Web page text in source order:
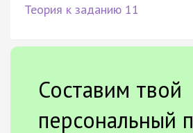
Теория к заданию 11
Составим твой
персональный